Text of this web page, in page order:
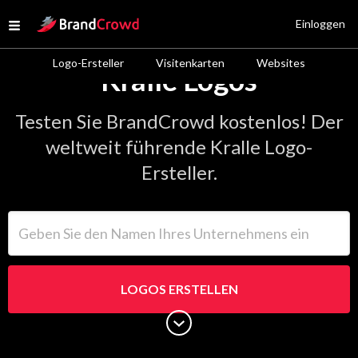
Open menu
Site Logo
Logo-Ersteller Visitenkarten Websites
Einloggen
Kralle Logos
Testen Sie BrandCrowd kostenlos! Der
weltweit führende Kralle Logo-
Ersteller.
LOGOS ERSTELLEN